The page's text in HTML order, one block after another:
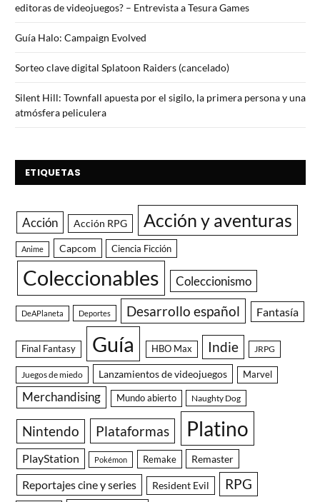
editoras de videojuegos? – Entrevista a Tesura Games
Guía Halo: Campaign Evolved
Sorteo clave digital Splatoon Raiders (cancelado)
Silent Hill: Townfall apuesta por el sigilo, la primera persona y una
atmósfera peliculera
ETIQUETAS
Acción Acción RPG Acción y aventuras
Anime Capcom Ciencia Ficción
Coleccionables Coleccionismo
DeAPlaneta Deportes Desarrollo español Fantasía
Final Fantasy Guía HBO Max Indie JRPG
Juegos de miedo Lanzamientos de videojuegos Marvel
Merchandising Mundo abierto Naughty Dog
Nintendo Plataformas Platino
PlayStation Pokémon Remake Remaster
Reportajes cine y series Resident Evil RPG